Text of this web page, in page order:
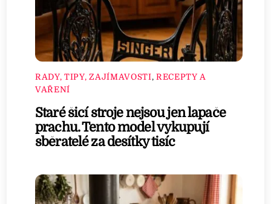
RADY, TIPY, ZAJÍMAVOSTI, RECEPTY A
VAŘENÍ
Staré šicí stroje nejsou jen lapače
prachu. Tento model vykupují
sběratelé za desítky tisíc